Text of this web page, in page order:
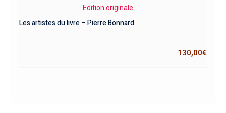
Edition originale
Les artistes du livre – Pierre Bonnard
130,00€